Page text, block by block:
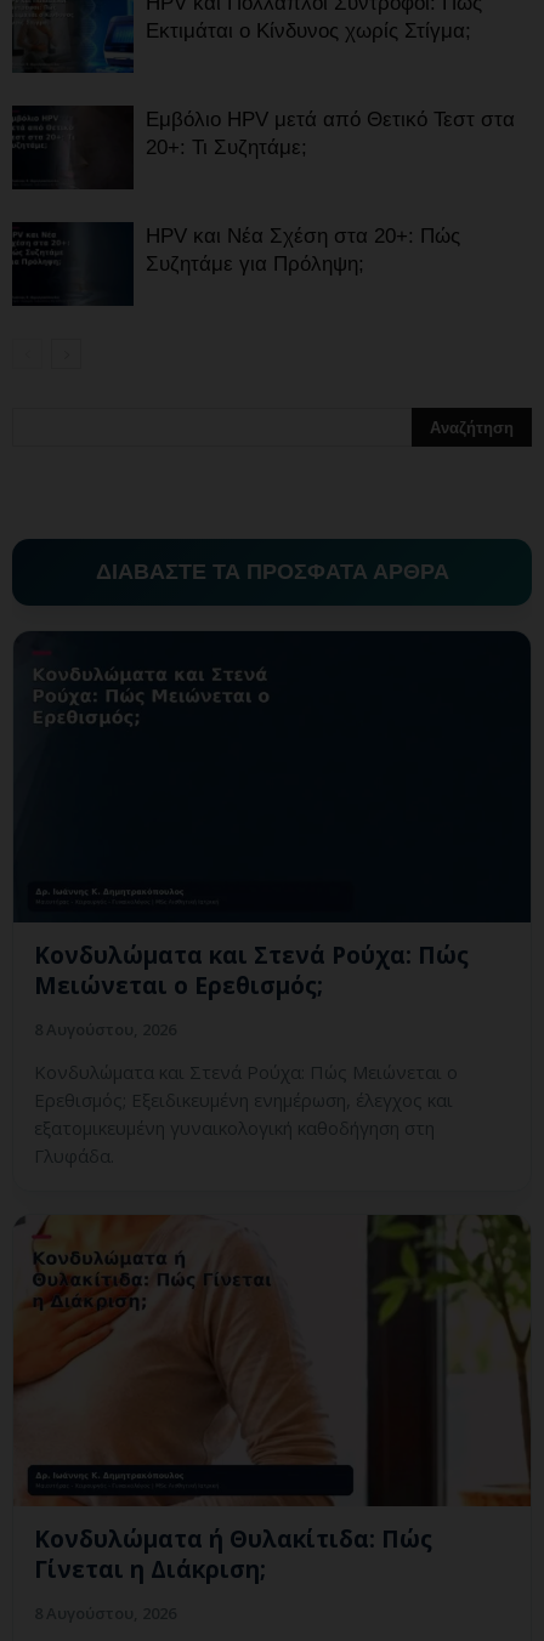
Εκτιμάται ο Κίνδυνος χωρίς Στίγμα;
Εμβόλιο HPV μετά από Θετικό Τεστ στα
20+: Τι Συζητάμε;
HPV και Νέα Σχέση στα 20+: Πώς
Συζητάμε για Πρόληψη;
ΔΙΑΒΑΣΤΕ ΤΑ ΠΡΟΣΦΑΤΑ ΑΡΘΡΑ
Κονδυλώματα και Στενά Ρούχα: Πώς
Μειώνεται ο Ερεθισμός;
Κονδυλώματα και Στενά Ρούχα: Πώς Μειώνεται ο
Ερεθισμός; Εξειδικευμένη ενημέρωση, έλεγχος και
εξατομικευμένη γυναικολογική καθοδήγηση στη
Γλυφάδα.
Κονδυλώματα ή Θυλακίτιδα: Πώς
Γίνεται η Διάκριση;